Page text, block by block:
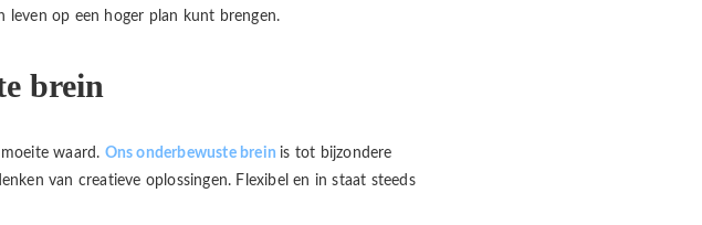
leven op een hoger plan kunt brengen.
brein
waard. Ons onderbewuste brein is tot bijzondere
van creatieve oplossingen. Flexibel en in staat steeds